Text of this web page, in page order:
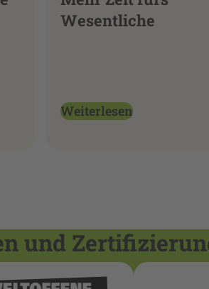
Wesentliche
Weiterlesen
und